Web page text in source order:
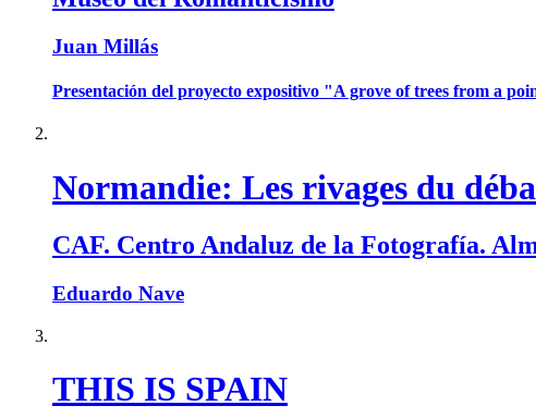
Juan Millás
Presentación del proyecto expositivo "A grove of trees from a
Normandie: Les rivages du
CAF. Centro Andaluz de la Fotografía.
Eduardo Nave
THIS IS SPAIN